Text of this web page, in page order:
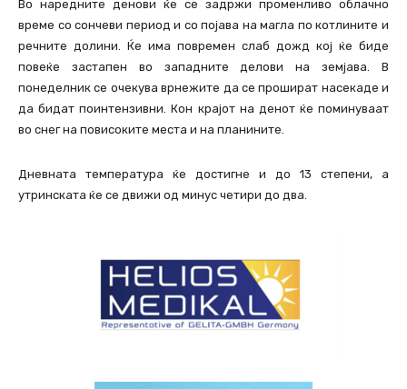
Во наредните денови ќе се задржи променливо облачно
време со сончеви период и со појава на магла по котлините и
речните долини. Ќе има повремен слаб дожд кој ќе биде
повеќе застапен во западните делови на земјава. В
понеделник се очекува врнежите да се прошират насекаде и
да бидат поинтензивни. Кон крајот на денот ќе поминуваат
во снег на повисоките места и на планините.
Дневната температура ќе достигне и до 13 степени, а
утринската ќе се движи од минус четири до два.